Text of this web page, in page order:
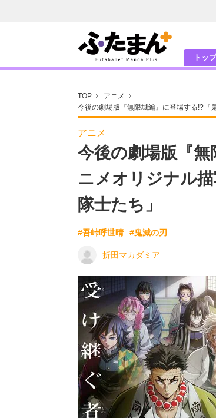
トップ
TOP
アニメ
今後の劇場版『無限城編』に登場する!?『
アニメ
今後の劇場版『
ニメオリジナル
隊士たち」
#吾峠呼世晴 #鬼滅の刃
折田マカダミア